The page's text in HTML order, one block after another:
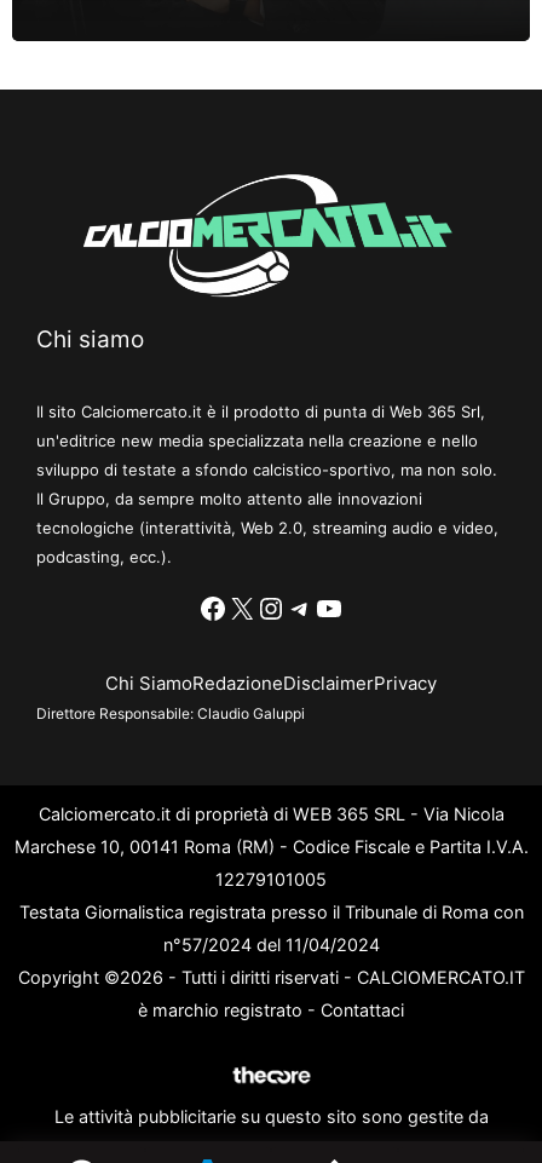
Chi siamo
Il sito Calciomercato.it è il prodotto di punta di Web 365 Srl,
un'editrice new media specializzata nella creazione e nello
sviluppo di testate a sfondo calcistico-sportivo, ma non solo.
Il Gruppo, da sempre molto attento alle innovazioni
tecnologiche (interattività, Web 2.0, streaming audio e video,
podcasting, ecc.).
Facebook
X Instagram
Telegram
YouTube
Chi SiamoRedazioneDisclaimerPrivacy
Direttore Responsabile: Claudio Galuppi
Calciomercato.it di proprietà di WEB 365 SRL - Via Nicola
Marchese 10, 00141 Roma (RM) - Codice Fiscale e Partita I.V.A.
12279101005
Testata Giornalistica registrata presso il Tribunale di Roma con
n°57/2024 del 11/04/2024
Copyright ©2026 - Tutti i diritti riservati - CALCIOMERCATO.IT
è marchio registrato - Contattaci
Le attività pubblicitarie su questo sito sono gestite da